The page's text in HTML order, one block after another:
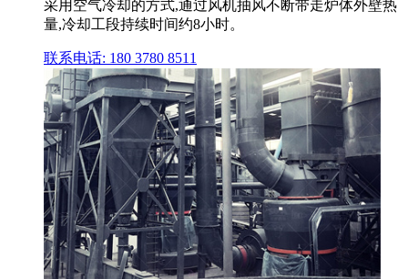
采用空气冷却的方式,通过风机抽风不断带走炉体外壁热
量,冷却工段持续时间约8小时。
联系电话: 180 3780 8511